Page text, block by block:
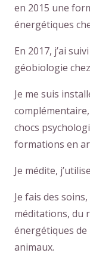
en 2015 une
énergétiques
En 2017, j’ai
géobiologie
Je me suis
chocs
formations en
Je médite,
Je fais des
méditations, du
énergétiques
animaux.